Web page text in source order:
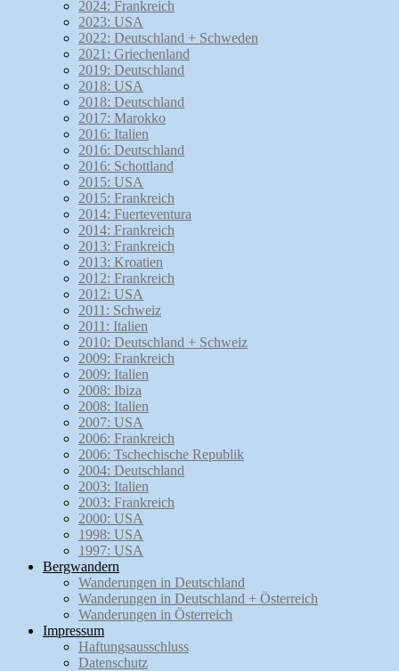
2024: Frankreich
2023: USA
2022: Deutschland + Schweden
2021: Griechenland
2019: Deutschland
2018: USA
2018: Deutschland
2017: Marokko
2016: Italien
2016: Deutschland
2016: Schottland
2015: USA
2015: Frankreich
2014: Fuerteventura
2014: Frankreich
2013: Frankreich
2013: Kroatien
2012: Frankreich
2012: USA
2011: Schweiz
2011: Italien
2010: Deutschland + Schweiz
2009: Frankreich
2009: Italien
2008: Ibiza
2008: Italien
2007: USA
2006: Frankreich
2006: Tschechische Republik
2004: Deutschland
2003: Italien
2003: Frankreich
2000: USA
1998: USA
1997: USA
Bergwandern
Wanderungen in Deutschland
Wanderungen in Deutschland + Österreich
Wanderungen in Österreich
Impressum
Haftungsausschluss
Datenschutz